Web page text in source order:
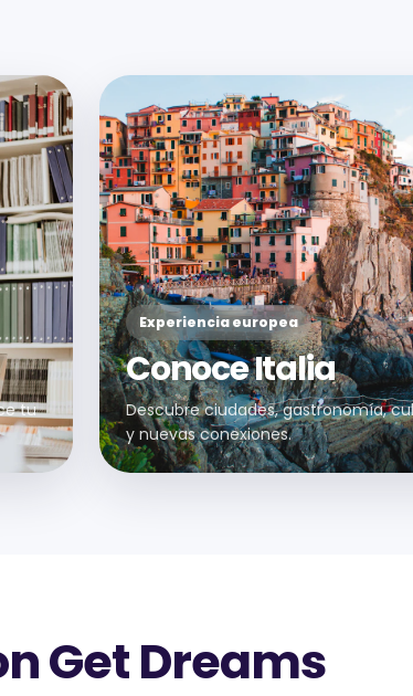
tu
Experiencia europea
Conoce Italia
Descubre ciudades, gastronomía,
y nuevas conexiones.
Get Dreams